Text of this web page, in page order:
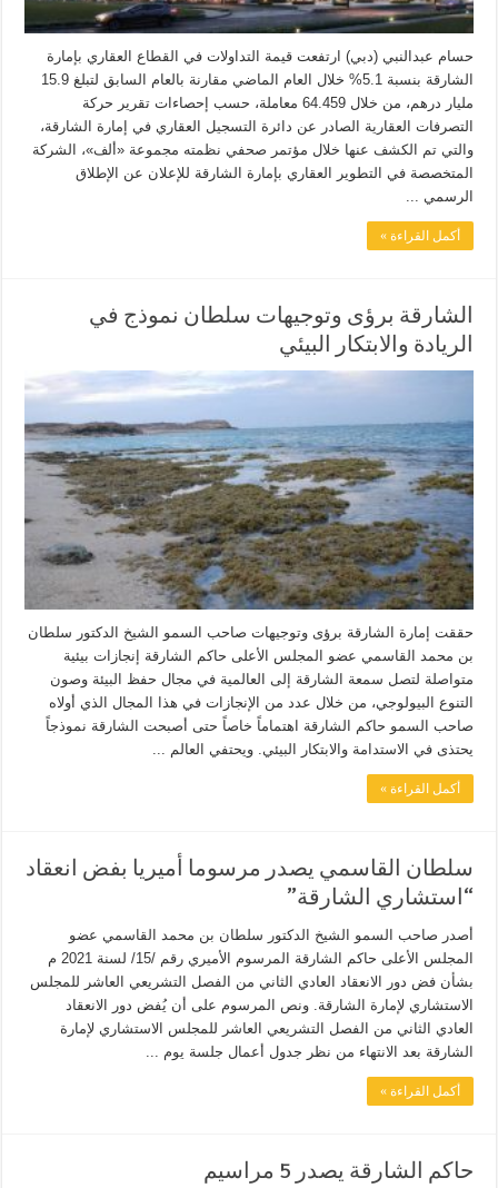
حسام عبدالنبي (دبي) ارتفعت قيمة التداولات في القطاع العقاري بإمارة
الشارقة بنسبة 5.1% خلال العام الماضي مقارنة بالعام السابق لتبلغ 15.9
مليار درهم، من خلال 64.459 معاملة، حسب إحصاءات تقرير حركة
التصرفات العقارية الصادر عن دائرة التسجيل العقاري في إمارة الشارقة،
والتي تم الكشف عنها خلال مؤتمر صحفي نظمته مجموعة «ألف»، الشركة
المتخصصة في التطوير العقاري بإمارة الشارقة للإعلان عن الإطلاق
الرسمي ...
أكمل القراءة »
الشارقة برؤى وتوجيهات سلطان نموذج في
الريادة والابتكار البيئي
حققت إمارة الشارقة برؤى وتوجيهات صاحب السمو الشيخ الدكتور سلطان
بن محمد القاسمي عضو المجلس الأعلى حاكم الشارقة إنجازات بيئية
متواصلة لتصل سمعة الشارقة إلى العالمية في مجال حفظ البيئة وصون
التنوع البيولوجي، من خلال عدد من الإنجازات في هذا المجال الذي أولاه
صاحب السمو حاكم الشارقة اهتماماً خاصاً حتى أصبحت الشارقة نموذجاً
يحتذى في الاستدامة والابتكار البيئي. ويحتفي العالم ...
أكمل القراءة »
سلطان القاسمي يصدر مرسوما أميريا بفض انعقاد
“استشاري الشارقة”
أصدر صاحب السمو الشيخ الدكتور سلطان بن محمد القاسمي عضو
المجلس الأعلى حاكم الشارقة المرسوم الأميري رقم /15/ لسنة 2021 م
بشأن فض دور الانعقاد العادي الثاني من الفصل التشريعي العاشر للمجلس
الاستشاري لإمارة الشارقة. ونص المرسوم على أن يُفض دور الانعقاد
العادي الثاني من الفصل التشريعي العاشر للمجلس الاستشاري لإمارة
الشارقة بعد الانتهاء من نظر جدول أعمال جلسة يوم ...
أكمل القراءة »
حاكم الشارقة يصدر 5 مراسيم